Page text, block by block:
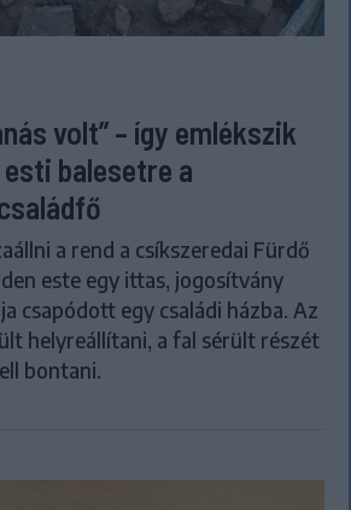
volt” – így emlékszik
balesetre a
a rend a csíkszeredai Fürdő
este egy ittas, jogosítvány
csapódott egy családi házba. Az
helyreállítani, a fal sérült részét
bontani.